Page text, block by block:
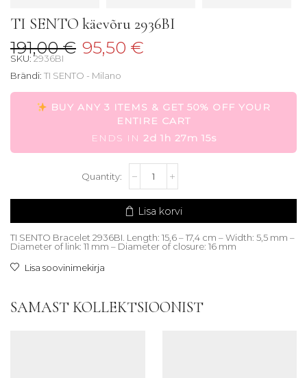
TI SENTO käevõru 2936BI
191,00€ Algne
hind
oli:
191,00 €.
95,50 €
95,50 €.
SKU: 2936BI
Brändi: TI SENTO - Milano
BUY ANY 3 ITEMS & GET 50% OFF YOUR
ENTIRE CART
ENDS IN 2d 1h 27m 14s
SENTO
2936BI
kogus
Lisa korvi
TI SENTO Bracelet 2936BI. Length: 15,6 – 17,4 cm – Width: 5,5 mm –
Diameter of link: 11 mm – Diameter of closure: 16 mm
Lisa soovinimekirja
SAMAST KOLLEKTSIOONIST